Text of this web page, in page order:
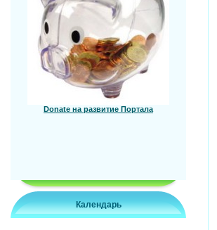
Donate на развитие Портала
Календарь